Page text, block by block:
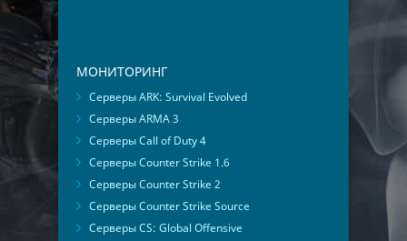
МОНИТОРИНГ
Серверы ARK: Survival Evolved
Серверы ARMA 3
Серверы Call of Duty 4
Серверы Counter Strike 1.6
Серверы Counter Strike 2
Серверы Counter Strike Source
Серверы CS: Global Offensive